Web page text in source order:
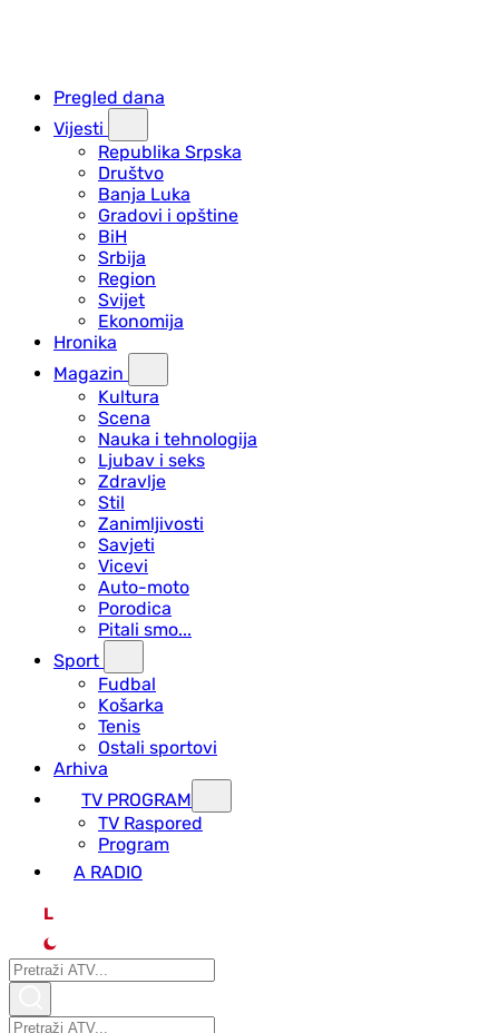
Pregled dana
Vijesti
Republika Srpska
Društvo
Banja Luka
Gradovi i opštine
BiH
Srbija
Region
Svijet
Ekonomija
Hronika
Magazin
Kultura
Scena
Nauka i tehnologija
Ljubav i seks
Zdravlje
Stil
Zanimljivosti
Savjeti
Vicevi
Auto-moto
Porodica
Pitali smo...
Sport
Fudbal
Košarka
Tenis
Ostali sportovi
Arhiva
TV PROGRAM
ТV Raspored
Program
A RADIO
L